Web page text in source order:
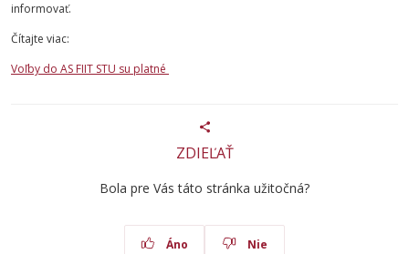
informovať.
Čítajte viac:
Voľby do AS FIIT STU su platné
ZDIEĽAŤ
Bola pre Vás táto stránka užitočná?
Áno Nie